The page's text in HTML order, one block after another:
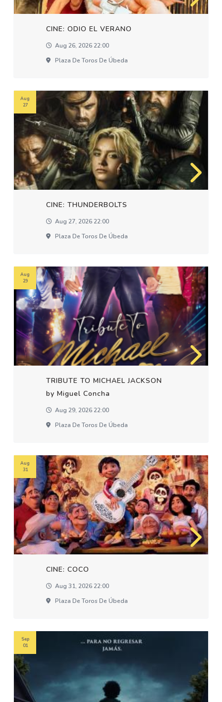
CINE: ODIO EL VERANO
Aug 26, 2026 22:00
Plaza De Toros De Úbeda
CINE: THUNDERBOLTS
Aug 27, 2026 22:00
Plaza De Toros De Úbeda
Aug
27
TRIBUTE TO MICHAEL JACKSON
by Miguel Concha
Aug 29, 2026 22:00
Plaza De Toros De Úbeda
Aug
29
CINE: COCO
Aug 31, 2026 22:00
Plaza De Toros De Úbeda
Aug
31
Sep
01